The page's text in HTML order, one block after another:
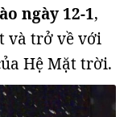
ngày 12-1,
và trở về với
Hệ Mặt trời.